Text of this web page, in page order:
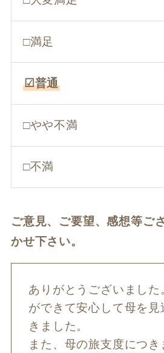
□満足
☑普通
□やや不満
□不満
ご意見、ご要望、感想等ご
かせ下さい。
ありがとうございました
ができて安心して母を見
きました。
また、母の旅支度につ